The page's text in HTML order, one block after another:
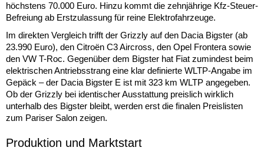
höchstens 70.000 Euro. Hinzu kommt die zehnjährige Kfz-Steuer-
Befreiung ab Erstzulassung für reine Elektrofahrzeuge.
Im direkten Vergleich trifft der Grizzly auf den Dacia Bigster (ab
23.990 Euro), den Citroën C3 Aircross, den Opel Frontera sowie
den VW T-Roc. Gegenüber dem Bigster hat Fiat zumindest beim
elektrischen Antriebsstrang eine klar definierte WLTP-Angabe im
Gepäck – der Dacia Bigster E ist mit 323 km WLTP angegeben.
Ob der Grizzly bei identischer Ausstattung preislich wirklich
unterhalb des Bigster bleibt, werden erst die finalen Preislisten
zum Pariser Salon zeigen.
Produktion und Marktstart